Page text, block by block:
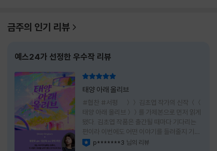
금주의 인기 리뷰
예스24가 선정한 우수작 리뷰
태양 아래 올리브
#협찬 #서평 ＞＞ 김초엽 작가의 신작 ＜＜
태양 아래 올리브＞＞를 가제본으로 먼저 읽게
됐다. 김초엽 작품은 출간될 때마다 기다리는
편이라 이번에도 어떤 이야기를 들려줄지 기대
가 컸다. 스포일러 없이 읽는 것이 가장 재미있
p*******3 님의 리뷰